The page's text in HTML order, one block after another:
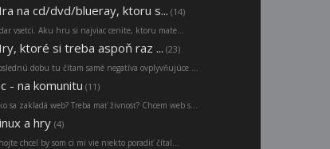
na cd/dvd/blueray, ktoru s... (14)
vsetci. Aku hru si najviac cenite, ktoru mate...
ktoré si treba aspoň raz ... (23)
dobu tu čítam samé negatíva ovplyvňujúce ...
- na komunitu (11)
sa zakladá web? Treba mať živnosť? Chcem web s...
a hry (4)
chcel by som ci mi vie niekto poradiť čítal...